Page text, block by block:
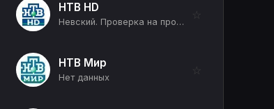
НТВ HD
Невский. Проверка на прочность (Фото на память) (16+)
☆
НТВ Мир
Нет данных
☆